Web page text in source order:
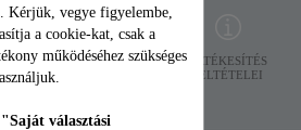
ADATVÉDELEM
ÉRTÉKESÍTÉS
FELTÉTELEI
Kérjük, vegye figyelembe,
a cookie-kat, csak a
működéséhez szükséges
"Saját választási